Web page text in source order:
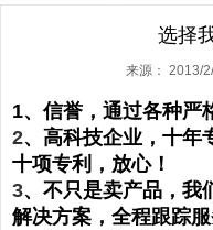
选择
来源： 2013/
1、 信誉，通过各种严
2、高科技企业，十年
十项专利，放心！
3、不只是卖产品，我
解决方案，全程跟踪服